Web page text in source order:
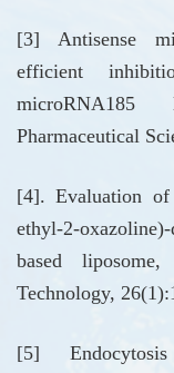
[3] Antisense
efficient
Pharmaceutical
[4]. Evaluation
ethyl-2-
based liposome,
Technology,
[5]